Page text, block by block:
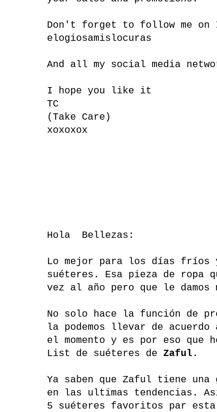
Don't forget to follow me on
elogiosamislocuras
And all my social media
I hope you like it
TC
(Take Care)
xoxoxox
Hola Bellezas:
Lo mejor para los días fríos
suéteres. Esa pieza de ropa
vez al año pero que le damos
No solo hace la función de
la podemos llevar de
el momento y es por eso que
List de suéteres de Zaful.
Ya saben que Zaful tiene
en las ultimas tendencias.
5 suéteres favoritos par esta